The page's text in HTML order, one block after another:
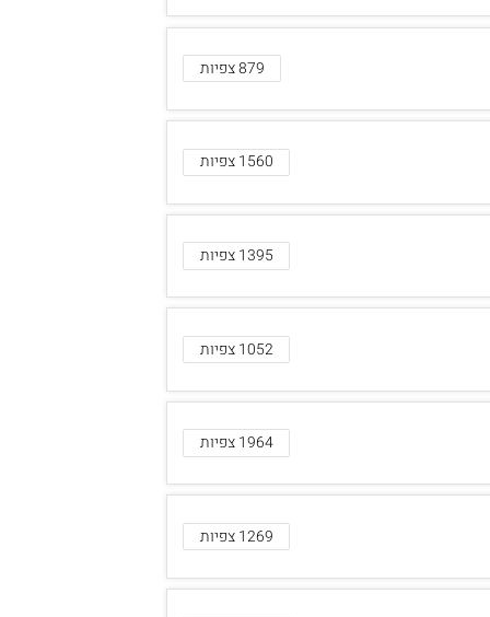
879 צפיות
1560 צפיות
1395 צפיות
1052 צפיות
1964 צפיות
1269 צפיות